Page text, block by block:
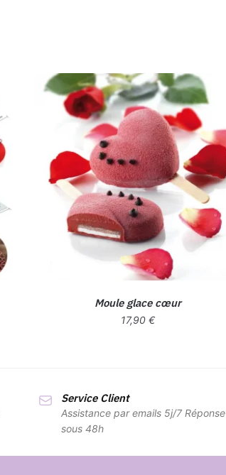
Moule glace cœur
17,90€
Service Client
Assistance par emails 5j/7 Réponse
sous 48h